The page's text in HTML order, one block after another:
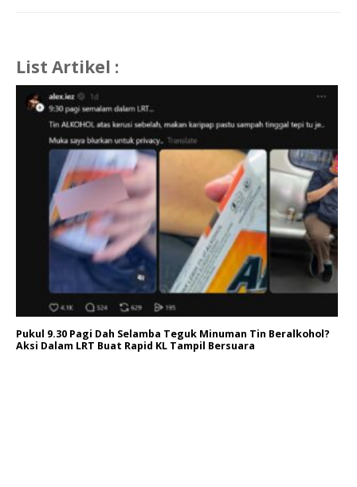
List Artikel :
Pukul 9.30 Pagi Dah Selamba Teguk Minuman Tin Beralkohol?
Aksi Dalam LRT Buat Rapid KL Tampil Bersuara